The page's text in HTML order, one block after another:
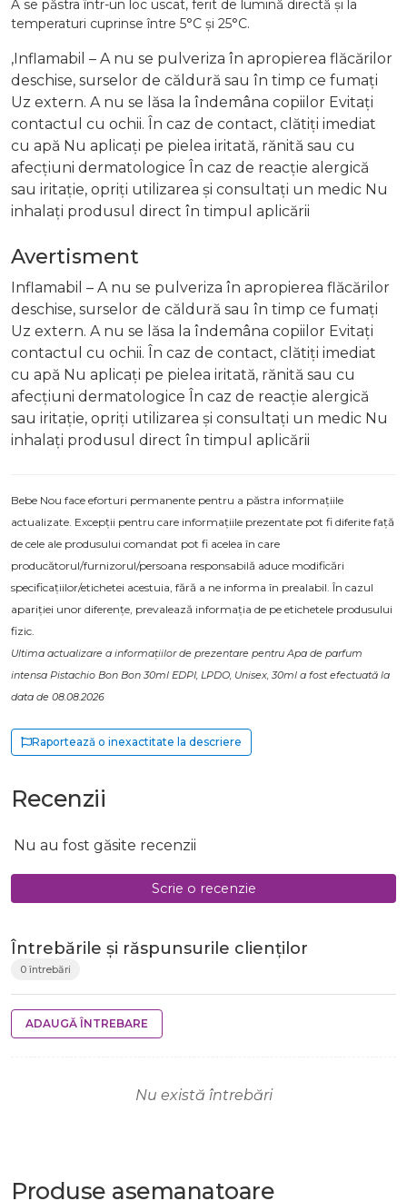
A se păstra într-un loc uscat, ferit de lumină directă și la
temperaturi cuprinse între 5°C și 25°C.
,Inflamabil – A nu se pulveriza în apropierea flăcărilor
deschise, surselor de căldură sau în timp ce fumați
Uz extern. A nu se lăsa la îndemâna copiilor Evitați
contactul cu ochii. În caz de contact, clătiți imediat
cu apă Nu aplicați pe pielea iritată, rănită sau cu
afecțiuni dermatologice În caz de reacție alergică
sau iritație, opriți utilizarea și consultați un medic Nu
inhalați produsul direct în timpul aplicării
Avertisment
Inflamabil – A nu se pulveriza în apropierea flăcărilor
deschise, surselor de căldură sau în timp ce fumați
Uz extern. A nu se lăsa la îndemâna copiilor Evitați
contactul cu ochii. În caz de contact, clătiți imediat
cu apă Nu aplicați pe pielea iritată, rănită sau cu
afecțiuni dermatologice În caz de reacție alergică
sau iritație, opriți utilizarea și consultați un medic Nu
inhalați produsul direct în timpul aplicării
Bebe Nou face eforturi permanente pentru a păstra informațiile
actualizate. Excepții pentru care informațiile prezentate pot fi diferite față
de cele ale produsului comandat pot fi acelea în care
producătorul/furnizorul/persoana responsabilă aduce modificări
specificațiilor/etichetei acestuia, fără a ne informa în prealabil. În cazul
apariției unor diferențe, prevalează informația de pe etichetele produsului
fizic.
Ultima actualizare a informațiilor de prezentare pentru Apa de parfum
intensa Pistachio Bon Bon 30ml EDPI, LPDO, Unisex, 30ml a fost efectuată la
data de 08.08.2026
Raportează o inexactitate la descriere
Recenzii
Nu au fost găsite recenzii
Scrie o recenzie
Întrebările și răspunsurile clienților
0 întrebări
ADAUGĂ ÎNTREBARE
Nu există întrebări
Produse asemanatoare